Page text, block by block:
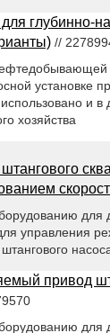
глубинно-
//
установке
и в
хозяйства
управления
привод